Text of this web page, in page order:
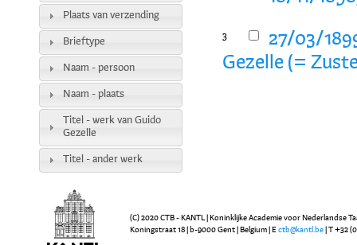
3
27/03/
Gezelle (=
Plaats van verzending
Brieftype
Naam - persoon
Naam - plaats
Titel - werk van Guido
Gezelle
Titel - ander werk
(C) 2020 CTB - KANTL | Koninklijke Academie voor Nederlandse
Koningstraat 18 | b-9000 Gent | Belgium | E ctb@kantl.be | T +32